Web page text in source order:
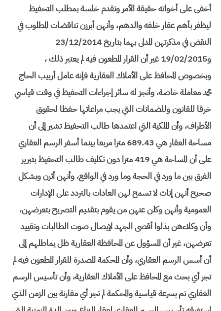
أخفى على أخواته حقيقة الأمر وتقدم خلسة بمطلب التحفيظ
ليظفر بأهم عقار خلفه والدهم، وأنهن أبرزن تناقضات المطلوب في
النقض في مذكرتهن المدلى بهما بتاريخ 23/12/2014
و19/02/2015 غير أن القرار المطعون فيه لم يعتبر ذلك ،
وبخصوص المحافظ على الأملاك العقارية فإنه عامل أربيب الحاج
محمد معاملة خاصة، وأنجز له سائر إجراءات التحفيظ في وقت قياسي
خرقا للقانون وللضمانات التي يجب مراعاتها حفظا لحقوق
الأطراف، وأن الملكية التي اعتمدها طالب التحفيظ تشير إلى أن
مساحة العقار هي 689.43 مترا مربعا بينما أسفر الرسم العقاري
على أن المساحة هي 419 مترا دون تكليف طالب التحفيظ بتبرير
الفرق بين ما ورد في الحجة وما ورد في الواقع، وأنهن أثرن وبشكل
صحيح أنهن إناث لا تسمح لهن العادات بالتردد على الإدارات
العمومية وأنهن وكلن عنهن من يقوم بتقديم التصريح بتعرضهن،
وأن وكلاءهن بذلوا أقصى الجهد لإيصال صوت الطالبات وتقييد
تعرضهن، غير أن المسؤول عن المحافظة العقارية ظل يماطلهم إلى
أن أسس الرسم العقاري، وأن المحكمة المصدرة للقرار المطعون فيه لم
تجر أي بحث مع المحافظ على الأملاك العقارية، وأن تأسيس الرسم
العقاري تم بسرعة قياسية والمحكمة لم تجر أي مقارنة بين الزمن الذي